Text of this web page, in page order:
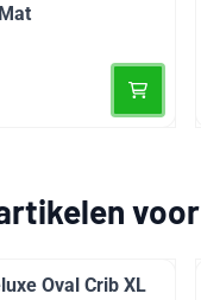
voor
Oval Crib XL